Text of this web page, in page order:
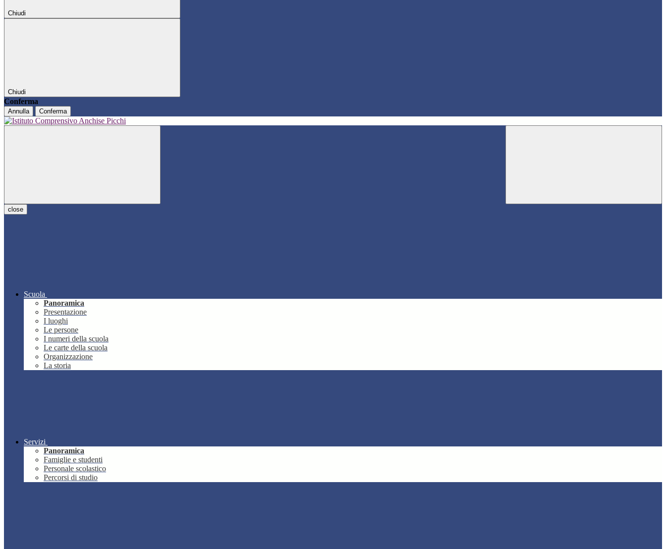
Chiudi
Chiudi
Conferma
Annulla Conferma
close
Scuola
Panoramica
Presentazione
I luoghi
Le persone
I numeri della scuola
Le carte della scuola
Organizzazione
La storia
Servizi
Panoramica
Famiglie e studenti
Personale scolastico
Percorsi di studio